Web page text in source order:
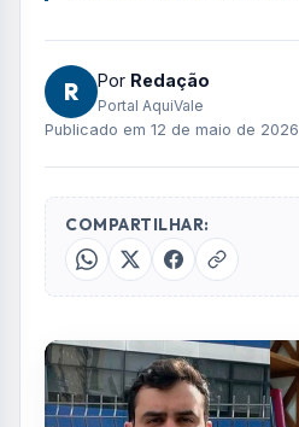
R Por Redação
Portal AquiVale
Publicado em 12 de maio de 2026
COMPARTILHAR: